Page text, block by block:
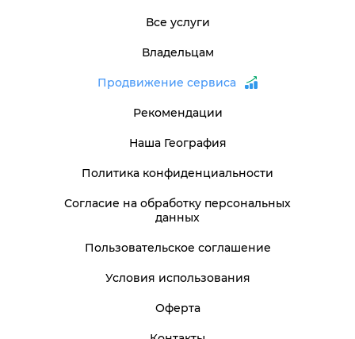
Все услуги
Владельцам
Продвижение сервиса
Рекомендации
Наша География
Политика конфиденциальности
Согласие на обработку персональных
данных
Пользовательское соглашение
Условия использования
Оферта